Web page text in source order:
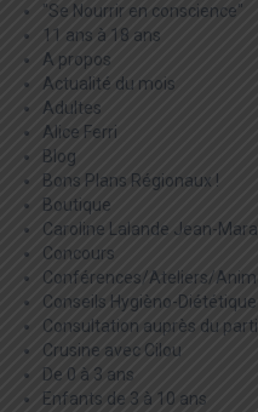
"Se Nourrir en conscience"
11 ans à 18 ans
A propos
Actualité du mois
Adultes
Alice Ferri
Blog
Bons Plans Régionaux !
Boutique
Caroline Lalande Jean-
Concours
Conférences/Ateliers/
Conseils Hygièno-Diététique
Consultation auprès du
Crusine avec Cilou
De 0 à 3 ans
Enfants de 3 à 10 ans